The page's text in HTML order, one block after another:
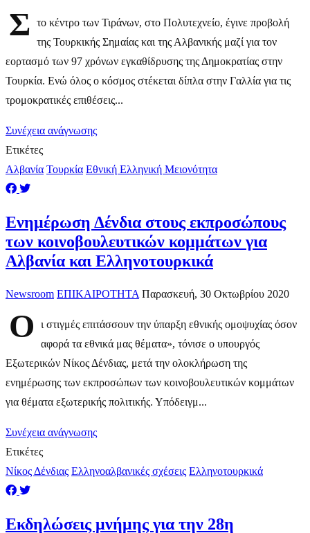
Σ
το κέντρο των Τιράνων, στο Πολυτεχνείο, έγινε προβολή
της Τουρκικής Σημαίας και της Αλβανικής μαζί για τον
εορτασμό των 97 χρόνων εγκαθίδρυσης της Δημοκρατίας στην
Τουρκία. Ενώ όλος ο κόσμος στέκεται δίπλα στην Γαλλία για τις
τρομοκρατικές επιθέσεις...
Συνέχεια ανάγνωσης
Ετικέτες
Αλβανία Τουρκία Εθνική Ελληνική Μειονότητα
Eνημέρωση Δένδια στους εκπροσώπους
των κοινοβουλευτικών κομμάτων για
Αλβανία και Ελληνοτουρκικά
Newsroom ΕΠΙΚΑΙΡΟΤΗΤΑ Παρασκευή, 30 Οκτωβρίου 2020
Ο
ι στιγμές επιτάσσουν την ύπαρξη εθνικής ομοψυχίας όσον
αφορά τα εθνικά μας θέματα», τόνισε ο υπουργός
Εξωτερικών Νίκος Δένδιας, μετά την ολοκλήρωση της
ενημέρωσης των εκπροσώπων των κοινοβουλευτικών κομμάτων
για θέματα εξωτερικής πολιτικής. Υπόδειγμ...
Συνέχεια ανάγνωσης
Ετικέτες
Νίκος Δένδιας Ελληνοαλβανικές σχέσεις Ελληνοτουρκικά
Εκδηλώσεις μνήμης για την 28η